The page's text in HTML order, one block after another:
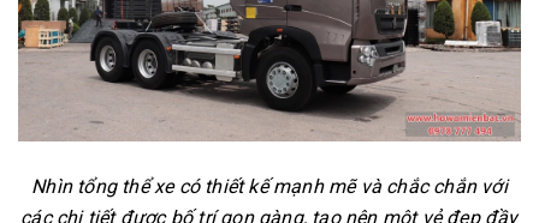
Nhìn tổng thể xe có thiết kế mạnh mẽ và chắc chắn với
các chi tiết được bố trí gọn gàng, tạo nên một vẻ đẹp đầy